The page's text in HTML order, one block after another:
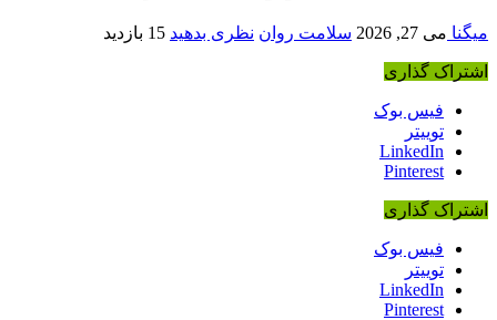
میگنا می 27, 2026 سلامت روان نظری بدهید 15 بازدید
اشتراک گذاری
فیس بوک
توییتر
LinkedIn
Pinterest
اشتراک گذاری
فیس بوک
توییتر
LinkedIn
Pinterest